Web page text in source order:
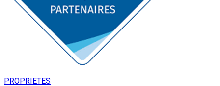
PROPRIETES